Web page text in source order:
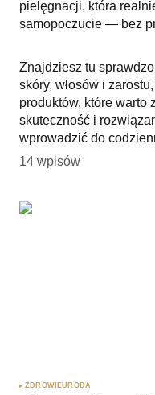
pielęgnacji, która
samopoczucie — bez
Znajdziesz tu
skóry, włosów i
produktów, które warto
skuteczność i
wprowadzić do
14 wpisów
ZDROWIEURODA